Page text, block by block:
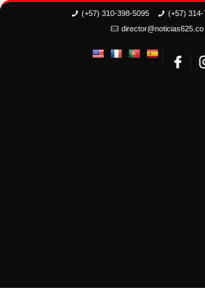
(+57) 310-398-5095
(+57)
director@noticias625.co